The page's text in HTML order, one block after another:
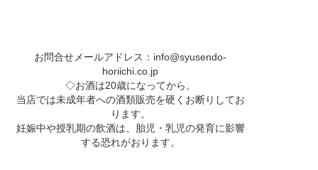
お問合せメールアドレス： info@syusendo-
horiichi.co.jp
◇お酒は20歳になってから。
当店では未成年者への酒類販売を硬くお断りしてお
ります。
妊娠中や授乳期の飲酒は、胎児・乳児の発育に影響
する恐れがおります。